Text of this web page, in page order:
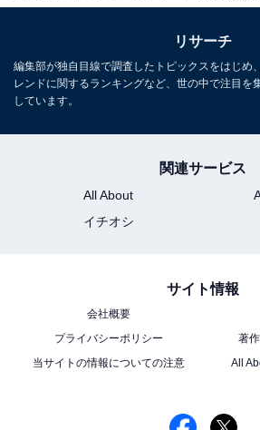
リサーチ
編集部が独自目線で調査したトピックスをはじめ
レンドに関するランキングなど、世の中で注目を
しています。
関連サービス
All About
イチオシ
サイト情報
会社概要
プライバシーポリシー
著
当サイトの情報についての注意
All